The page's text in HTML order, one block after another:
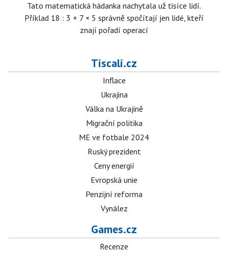
Tato matematická hádanka nachytala už tisíce lidí.
Příklad 18 : 3 + 7 × 5 správně spočítají jen lidé, kteří
znají pořadí operací
Tiscali.cz
Inflace
Ukrajina
Válka na Ukrajině
Migrační politika
ME ve fotbale 2024
Ruský prezident
Ceny energií
Evropská unie
Penzijní reforma
Vynález
Games.cz
Recenze